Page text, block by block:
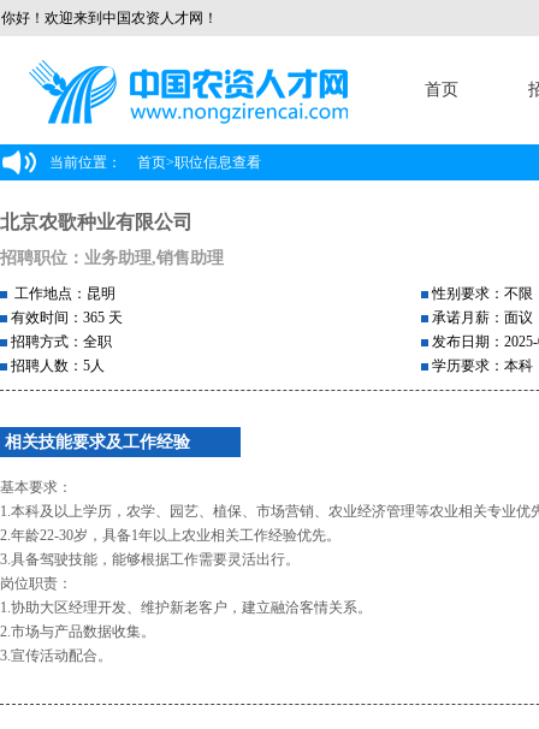
你好！欢迎来到中国农资人才网！
首页
当前位置： 首页>职位信息查看
北京农歌种业有限公司
招聘职位：业务助理,销售助理
工作地点：昆明
有效时间：365 天
招聘方式：全职
招聘人数：5人
性别要求：不限
承诺月薪：面议
发布日期：
学历要求：本科
相关技能要求及工作经验
基本要求：
1.本科及以上学历，农学、园艺、植保、市场营销、农业经济管理等农业相关专业优
2.年龄22-30岁，具备1年以上农业相关工作经验优先。
3.具备驾驶技能，能够根据工作需要灵活出行。
岗位职责：
1.协助大区经理开发、维护新老客户，建立融洽客情关系。
2.市场与产品数据收集。
3.宣传活动配合。